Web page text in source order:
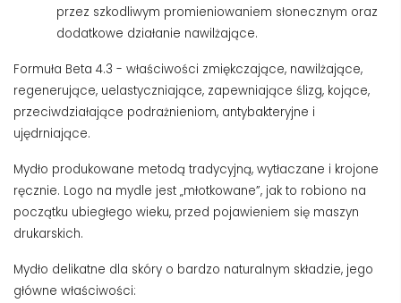
przez szkodliwym promieniowaniem słonecznym oraz
dodatkowe działanie nawilżające.
Formuła Beta 4.3 - właściwości zmiękczające, nawilżające,
regenerujące, uelastyczniające, zapewniające ślizg, kojące,
przeciwdziałające podrażnieniom, antybakteryjne i
ujędrniające.
Mydło produkowane metodą tradycyjną, wytłaczane i krojone
ręcznie. Logo na mydle jest „młotkowane”, jak to robiono na
początku ubiegłego wieku, przed pojawieniem się maszyn
drukarskich.
Mydło delikatne dla skóry o bardzo naturalnym składzie, jego
główne właściwości: